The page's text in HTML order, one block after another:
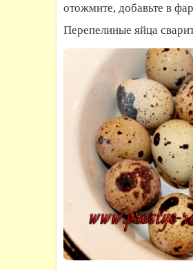
отожмите, добавьте в
Перепелиные яйца